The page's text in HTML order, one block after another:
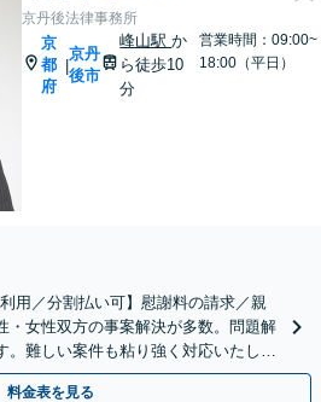
京丹後法律事務所
京
都
府
|
京丹
後市
峰山駅か
ら徒歩10
分
営業時間：09:00~
18:00（平日）
用／分割払い可】慰謝料の請求／親
・女性双方の事案解決が多数。問題解
。難しい案件も粘り強く対応いたしま
兵庫県北部エリアも対応】
料金表を見る